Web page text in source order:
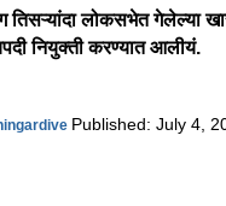
लोकसभेत गेलेल्या
नियुक्ती करण्यात आलीयं.
Published: July 4,